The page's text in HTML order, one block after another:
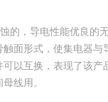
的，导电性能优良的
面形式，使集电器与
以互换，表现了该
线用。